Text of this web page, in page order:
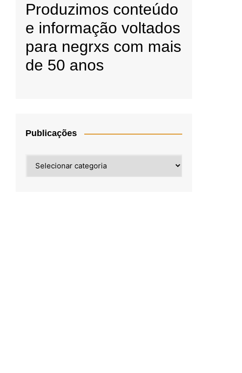
Produzimos conteúdo
e informação voltados
para negrxs com mais
de 50 anos
Publicações